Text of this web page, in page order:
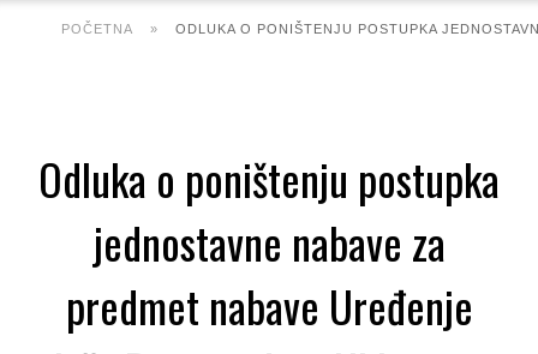
POČETNA » ODLUKA O PONIŠTENJU POSTUPKA
Odluka o poništenju postupka
jednostavne nabave za
predmet nabave Uređenje